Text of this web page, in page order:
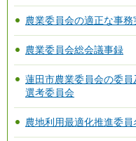
農業委員会の適正な事務
農業委員会総会議事録
蓮田市農業委員会の委
選考委員会
農地利用最適化推進委員